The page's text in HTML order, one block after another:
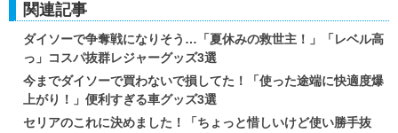
関連記事
ダイソーで争奪戦になりそう…「夏休みの救世主！」「レベル高
っ」コスパ抜群レジャーグッズ3選
今までダイソーで買わないで損してた！「使った途端に快適度爆
上がり！」便利すぎる車グッズ3選
セリアのこれに決めました！「ちょっと惜しいけど使い勝手抜